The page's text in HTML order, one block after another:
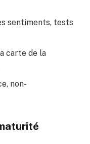
sentiments, tests
carte de la
non-